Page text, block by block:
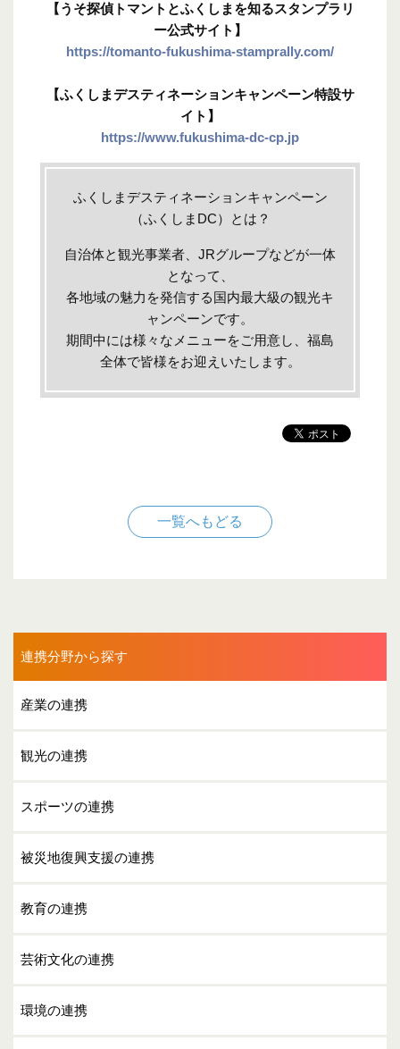
【うそ探偵トマントとふくしまを知るスタンプラリ
ー公式サイト】
https://tomanto-fukushima-stamprally.com/
【ふくしまデスティネーションキャンペーン特設サ
イト】
https://www.fukushima-dc-cp.jp
ふくしまデスティネーションキャンペーン
（ふくしまDC）とは？
自治体と観光事業者、JRグループなどが一体
となって、
各地域の魅力を発信する国内最大級の観光キ
ャンペーンです。
期間中には様々なメニューをご用意し、福島
全体で皆様をお迎えいたします。
一覧へもどる
連携分野から探す
産業の連携
観光の連携
スポーツの連携
被災地復興支援の連携
教育の連携
芸術文化の連携
環境の連携